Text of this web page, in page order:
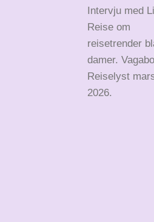
Intervju med
Reise om
reisetrender
damer.
Reiselyst
2026.